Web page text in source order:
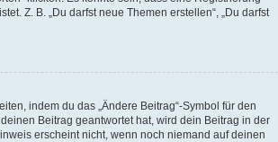
Z. B. „Du darfst neue Themen erstellen“, „Du darfst
indem du das „Ändere Beitrag“-Symbol für den
Beitrag geantwortet hat, wird dein Beitrag in der
erscheint nicht, wenn noch niemand auf deinen